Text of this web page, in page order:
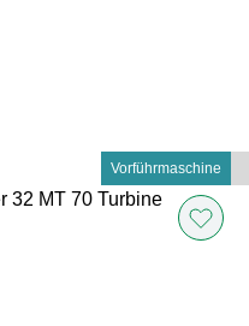
Vorführmaschine